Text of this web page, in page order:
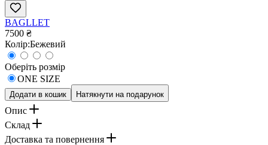
BAGLLET
7500 ₴
Колір:Бежевий
Оберіть розмір
ONE SIZE
Додати в кошик Натякнути на подарунок
Опис
Склад
Доставка та повернення